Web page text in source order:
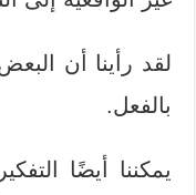
لقد رأينا أن
بالفعل.
يمكننا أيضًا